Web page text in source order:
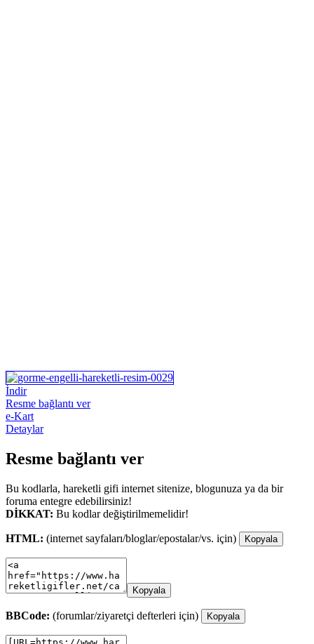
İndir
Resme bağlantı ver
e-Kart
Detaylar
Resme bağlantı ver
Bu kodlarla, hareketli gifi internet sitenize, blogunuza ya da bir
foruma entegre edebilirsiniz!
DİKKAT: Bu kodlar değiştirilmemelidir!
HTML: (internet sayfaları/bloglar/epostalar/vs. için) Kopyala
Kopyala
BBCode: (forumlar/ziyaretçi defterleri için) Kopyala